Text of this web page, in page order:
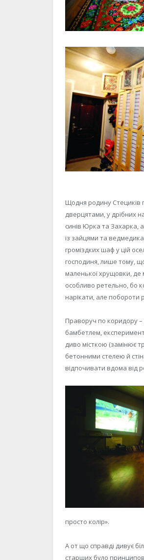
Щодня родину Стециків
дверцятами, у дрібних
синів Юрка та Захарка,
із зайцями та
громіздких шаф у цій
господиня, лише тому,
маленької хрущовки, де
особливо ретельно, бо
нарікати, але побороти
Праворуч по коридору –
бамбетлем,
диво місткою (замінює
бетонними стелею й
відпочивати вдома від
просто колір».
А от що справді дивує
старших було